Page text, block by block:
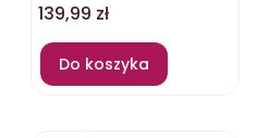
HG02
Cena
139,99 zł
Do koszyka